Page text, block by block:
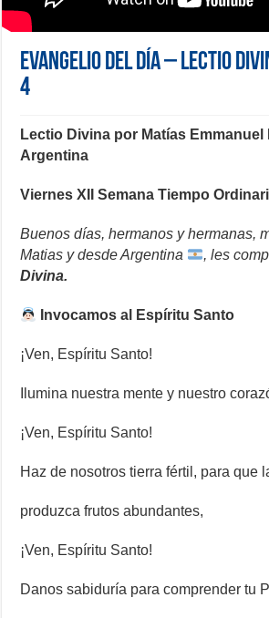
Evangelio del día – Lectio
4
Lectio Divina por Matías Emmanuel
Argentina
Viernes XII Semana Tiempo
Buenos días, hermanos y hermanas,
Matias y desde Argentina
, les
Divina.
Invocamos al Espíritu Santo
¡Ven, Espíritu Santo!
Ilumina nuestra mente y nuestro
¡Ven, Espíritu Santo!
Haz de nosotros tierra fértil, para que
produzca frutos abundantes,
¡Ven, Espíritu Santo!
Danos sabiduría para comprender tu